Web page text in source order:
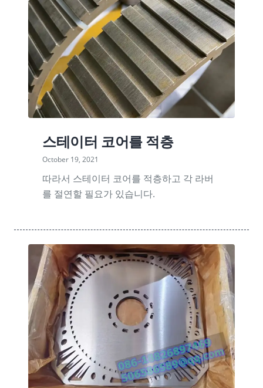
스테이터 코어를 적층
October 19, 2021
따라서 스테이터 코어를 적층하고 각 라버
를 절연할 필요가 있습니다.